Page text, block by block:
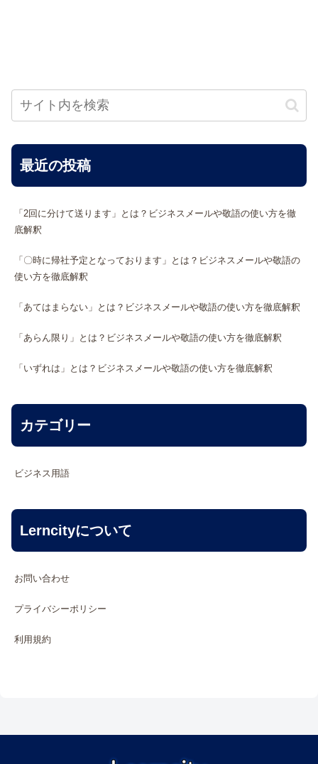
最近の投稿
「2回に分けて送ります」とは？ビジネスメールや敬語の使い方を徹
底解釈
「〇時に帰社予定となっております」とは？ビジネスメールや敬語の
使い方を徹底解釈
「あてはまらない」とは？ビジネスメールや敬語の使い方を徹底解釈
「あらん限り」とは？ビジネスメールや敬語の使い方を徹底解釈
「いずれは」とは？ビジネスメールや敬語の使い方を徹底解釈
カテゴリー
ビジネス用語
Lerncityについて
お問い合わせ
プライバシーポリシー
利用規約